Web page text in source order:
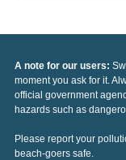
A note for our users:
moment you ask for it.
official government
hazards such as
Please report your
beach-goers safe.